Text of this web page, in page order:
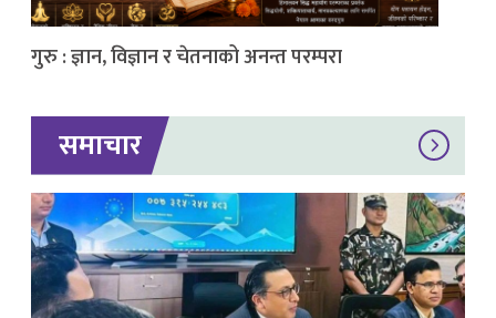
गुरु : ज्ञान, विज्ञान र चेतनाको अनन्त परम्परा
समाचार